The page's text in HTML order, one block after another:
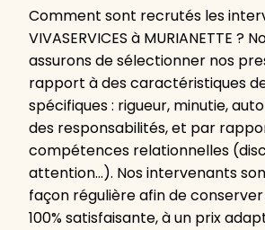
Comment sont recrutés les
VIVASERVICES à MURIANETTE ?
assurons de sélectionner nos
rapport à des caractéristiques
spécifiques : rigueur, minutie,
des responsabilités, et par
compétences relationnelles
attention…). Nos intervenants
façon régulière afin de
100% satisfaisante, à un prix